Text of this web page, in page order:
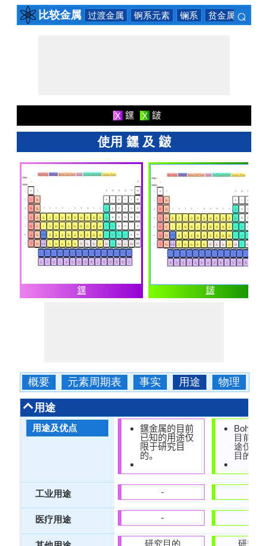
比较金属 过渡金属 锕系元素 镧系 贫金属 ⌕
X 𨭆 X 𨨏
使用 𨭆 及 𨨏
𨭆 𨨏
概要 元素周期表 事实 用途 物理
用途
用途及优点
工业用途
医疗用途
𨭆金属的目前
已知的用途仅
限于研究目
的。
-
-
研究目的
目前已
途仅限
目的。
研究目